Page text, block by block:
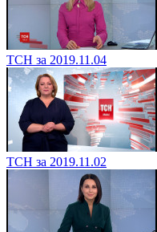
ТСН за 2019.11.04
ТСН за 2019.11.02